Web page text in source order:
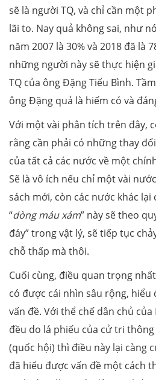
sẽ là người TQ, và chỉ cần một
lãi to. Nay quả không sai, như
năm 2007 là 30% và 2018 đã là
những người này sẽ thực hiện
TQ của ông Đặng Tiểu Bình.
ông Đặng quả là hiếm có và
Với một vài phân tích trên đây,
rằng cần phải có những thay
của tất cả các nước về một
Sẽ là vô ích nếu chỉ một vài
sách mới, còn các nước khác
“dòng máu xám” này sẽ theo
đáy” trong vật lý, sẽ tiếp tục
chỗ thấp mà thôi.
Cuối cùng, điều quan trọng
có được cái nhìn sâu rộng,
vấn đề. Với thể chế dân chủ
đều do lá phiếu của cử tri
(quốc hội) thì điều này lại càng
đã hiểu được vấn đề một cách